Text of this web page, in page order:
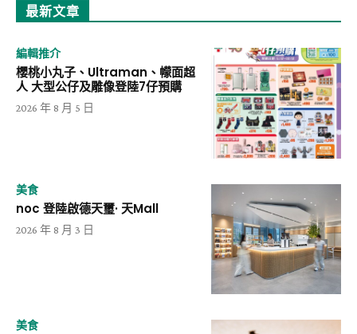
最新文章
編輯推介
櫻桃小丸子、Ultraman、幪面超
人 大型公仔及雕像登陸7仔預購
2026 年 8 月 5 日
美食
noc 登陸啟德天璽· 天Mall
2026 年 8 月 3 日
美食